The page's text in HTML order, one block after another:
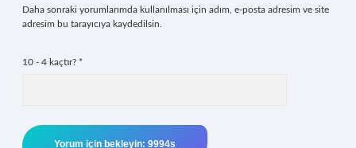
Daha sonraki yorumlarımda kullanılması için adım, e-posta adresim ve site
adresim bu tarayıcıya kaydedilsin.
10 - 4 kaçtır? *